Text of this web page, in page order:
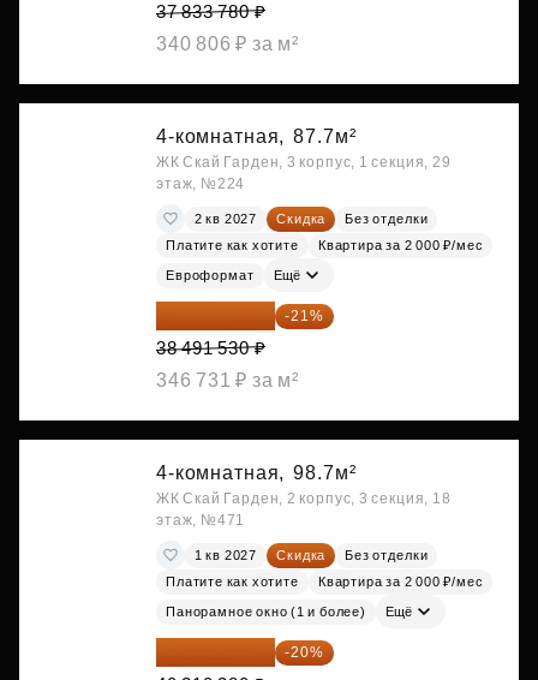
37 833 780 ₽
340 806 ₽ за м²
4-комнатная, 87.7м²
ЖК Скай Гарден, 3 корпус, 1 секция, 29
этаж, №224
2 кв 2027 Скидка
Без отделки
Платите как хотите
Квартира за 2 000 ₽/мес
Евроформат Ещё
30 408 309 ₽ -21%
38 491 530 ₽
346 731 ₽ за м²
4-комнатная, 98.7м²
ЖК Скай Гарден, 2 корпус, 3 секция, 18
этаж, №471
1 кв 2027 Скидка
Без отделки
Платите как хотите
Квартира за 2 000 ₽/мес
Панорамное окно (1 и более) Ещё
32 168 304 ₽ -20%